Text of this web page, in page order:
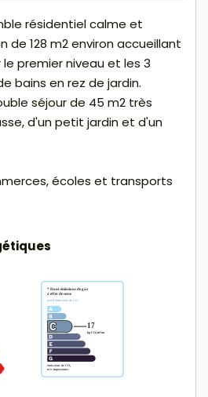
résidentiel calme et
de 128 m2 environ accueillant
premier niveau et les 3
bains en rez de jardin.
séjour de 45 m2 très
d'un petit jardin et d'un
écoles et transports